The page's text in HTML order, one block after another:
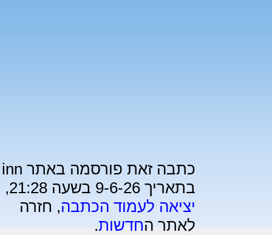
כתבה זאת פורסמה באתר inn
בתאריך 9-6-26 בשעה 21:28,
יציאה לעמוד הכתבה, חזרה
לאתר החדשות.